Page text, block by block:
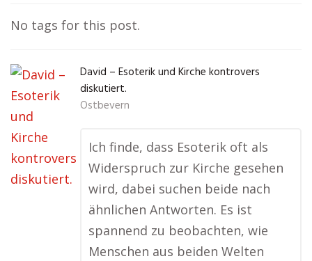
No tags for this post.
David – Esoterik und Kirche kontrovers
diskutiert.
Ostbevern
Ich finde, dass Esoterik oft als
Widerspruch zur Kirche gesehen
wird, dabei suchen beide nach
ähnlichen Antworten. Es ist
spannend zu beobachten, wie
Menschen aus beiden Welten